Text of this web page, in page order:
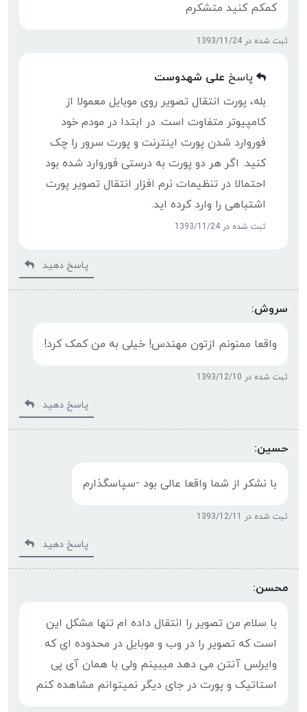
کمکم کنید متشکرم
ثبت شده در 1393/11/24
پاسخ علی شهدوست
بله، پورت انتقال تصویر روی موبایل معمولا از
کامپیوتر متفاوت است. در ابتدا در مودم خود
فوروارد شدن پورت اینترنت و پورت سرور را چک
کنید. اگر هر دو پورت به درستی فوروارد شده بود
احتمالا در تنظیمات نرم افزار انتقال تصویر پورت
اشتباهی را وارد کرده اید.
ثبت شده در 1393/11/24
پاسخ دهید
سروش:
واقعا ممنونم ازتون مهندس! خیلی به من کمک کرد!
ثبت شده در 1393/12/10
پاسخ دهید
حسین:
با نشکر از شما واقعا عالی بود -سپاسگذارم
ثبت شده در 1393/12/11
پاسخ دهید
محسن:
با سلام من تصویر را انتقال داده ام تنها مشکل این
است که تصویر را در وب و موبایل در محدوده ای که
وایرلس آنتن می دهد میبینم ولی با همان آی پی
استاتیک و پورت در جای دیگر نمیتوانم مشاهده کنم